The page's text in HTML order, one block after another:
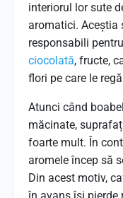
interiorul lor sute
aromatici. Aceștia
responsabili
ciocolată, fructe,
flori pe care le
Atunci când
măcinate,
foarte mult. În
aromele încep să
Din acest motiv,